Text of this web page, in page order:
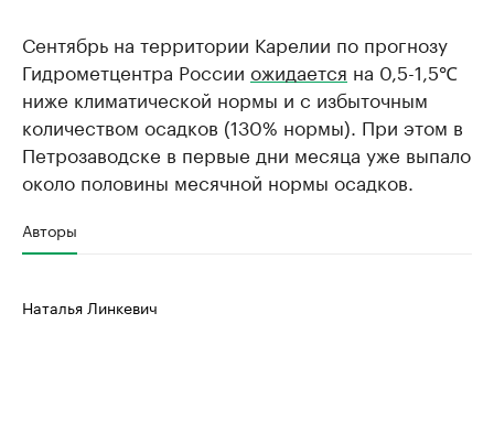
Сентябрь на территории Карелии по прогнозу
Гидрометцентра России ожидается на 0,5-1,5℃
ниже климатической нормы и с избыточным
количеством осадков (130% нормы). При этом в
Петрозаводске в первые дни месяца уже выпало
около половины месячной нормы осадков.
Авторы
Наталья Линкевич